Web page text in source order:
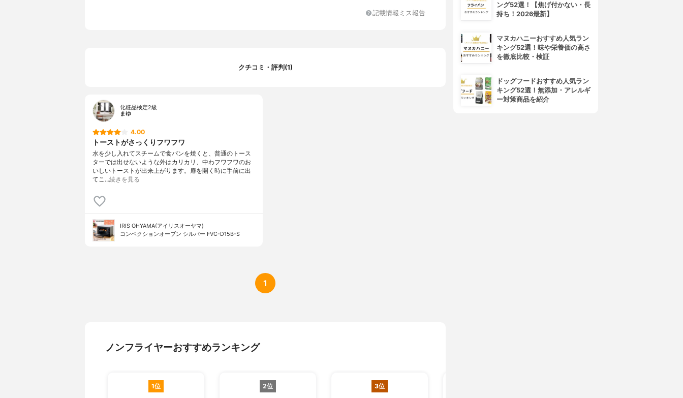
記載情報ミス報告
クチコミ・評判(1)
化粧品検定2級
まゆ
4.00
トーストがさっくりフワフワ
水を少し入れてスチームで食パンを焼くと、普通のトース
ターでは出せないような外はカリカリ、中わフワフワのお
いしいトーストが出来上がります。扉を開く時に手前に出
てこ…続きを見る
IRIS OHYAMA(アイリスオーヤマ)
コンベクションオーブン シルバー FVC-D15B-S
1
ノンフライヤーおすすめランキング
1位 2位 3位
ング52選！【焦げ付かない・長
持ち！2026最新】
マヌカハニーおすすめ人気ラン
キング52選！味や栄養価の高さ
を徹底比較・検証
ドッグフードおすすめ人気ラン
キング52選！無添加・アレルギ
ー対策商品を紹介